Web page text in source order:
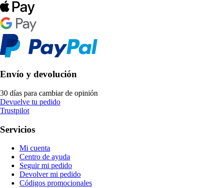
Envío y devolución
30 días para cambiar de opinión
Devuelve tu pedido
Trustpilot
Servicios
Mi cuenta
Centro de ayuda
Seguir mi pedido
Devolver mi pedido
Códigos promocionales